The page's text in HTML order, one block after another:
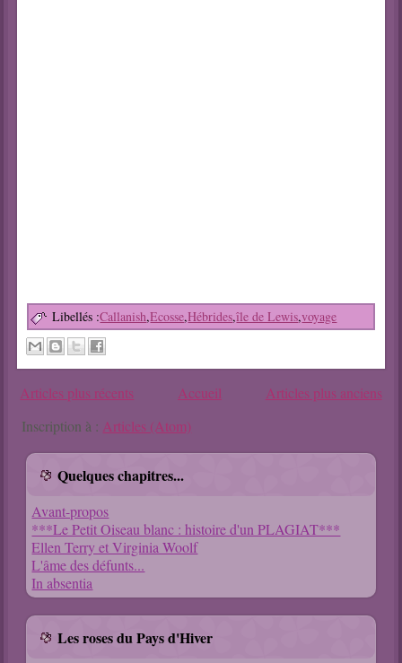
Libellés :Callanish,Ecosse,Hébrides,île de Lewis,voyage
Articles plus récents Articles plus anciens
Accueil
Inscription à : Articles (Atom)
Quelques chapitres...
Avant-propos
***Le Petit Oiseau blanc : histoire d'un PLAGIAT***
Ellen Terry et Virginia Woolf
L'âme des défunts...
In absentia
Les roses du Pays d'Hiver